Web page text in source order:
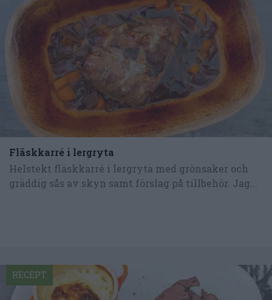
Fläskkarré i lergryta
Helstekt fläskkarré i lergryta med grönsaker och
gräddig sås av skyn samt förslag på tillbehör. Jag...
RECEPT